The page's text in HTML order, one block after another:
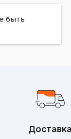
быть